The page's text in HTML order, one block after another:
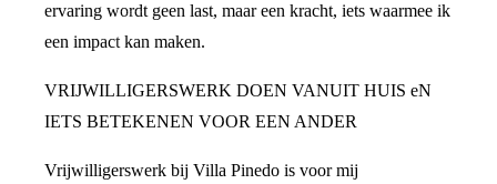
ervaring wordt geen last, maar een kracht, iets waarmee ik
een impact kan maken.
VRIJWILLIGERSWERK DOEN VANUIT HUIS eN
IETS BETEKENEN VOOR EEN ANDER
Vrijwilligerswerk bij Villa Pinedo is voor mij